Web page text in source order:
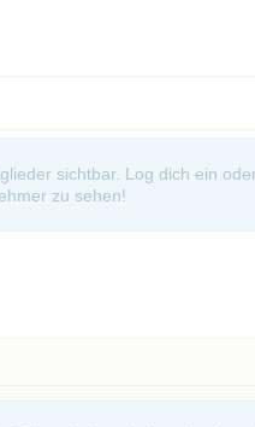
sichtbar. Log dich ein
zu sehen!